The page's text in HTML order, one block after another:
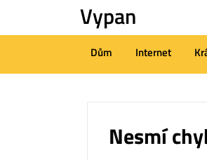
to
(Press
Vypan
Dům Internet
Nesmí